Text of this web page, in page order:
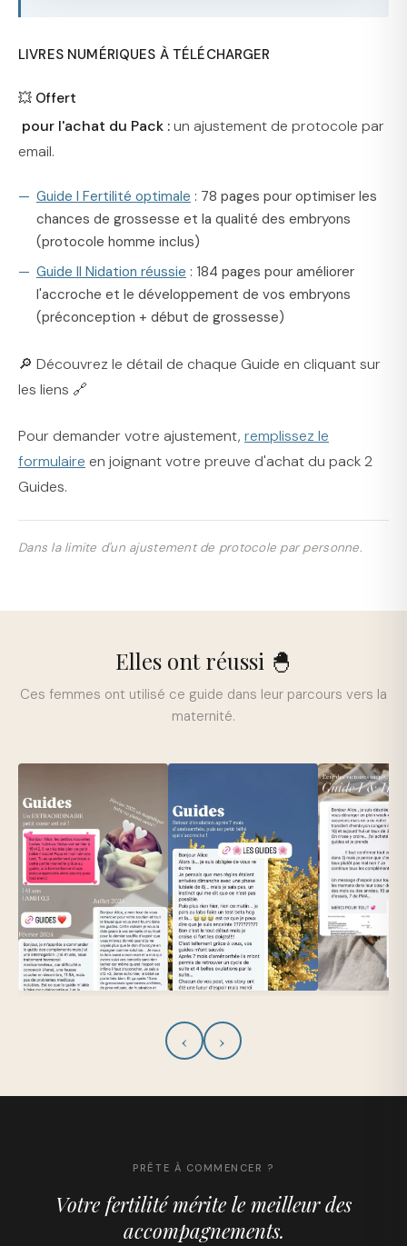
LIVRES NUMÉRIQUES À TÉLÉCHARGER
💥 Offert
pour l'achat du Pack :un ajustement de protocole par
email.
Guide I Fertilité optimale : 78 pages pour optimiser les
chances de grossesse et la qualité des embryons
(protocole homme inclus)
Guide II Nidation réussie : 184 pages pour améliorer
l'accroche et le développement de vos embryons
(préconception + début de grossesse)
🔎 Découvrez le détail de chaque Guide en cliquant sur
les liens 🔗
Pour demander votre ajustement, remplissez le
formulaire en joignant votre preuve d'achat du pack 2
Guides.
Dans la limite d'un ajustement de protocole par personne.
Elles ont réussi 🐣
Ces femmes ont utilisé ce guide dans leur parcours vers la
maternité.
‹ ›
PRÊTE À COMMENCER ?
Votre fertilité mérite le meilleur des
accompagnements.